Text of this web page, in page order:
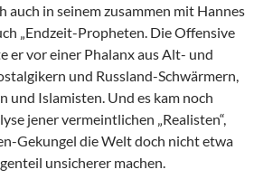
auch in seinem zusammen mit Hannes
„Endzeit-Propheten. Die Offensive
er vor einer Phalanx aus Alt- und
und Russland-Schwärmern,
Islamisten. Und es kam noch
jener vermeintlichen „Realisten“,
Gekungel die Welt doch nicht etwa
unsicherer machen.